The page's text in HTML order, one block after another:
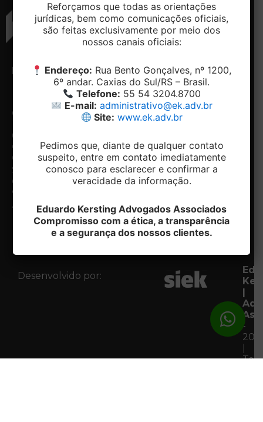
ENDEREÇO
Gonçalves,
1200, 5º e
6º andar -
Centro.
Caxias do
Sul/RS
CEP:
95020-412
Acessar
Mapa
CONTATO
Telefone:
+ 55 54-
3204.8700
Email:
NAVEGAÇÃO
Home
Conheça
o
Escritório
diferenciais
Especialidades
Notícias
Contato
o DPO
REDES
SOCIAIS
Facebook
|
-
Desenvolvido por:
Reforçamos que todas as orientações
jurídicas, bem como comunicações oficiais,
são feitas exclusivamente por meio dos
nossos canais oficiais:
Endereço: Rua Bento Gonçalves, nº 1200,
6º andar. Caxias do Sul/RS – Brasil.
Telefone: 55 54 3204.8700
E-mail: administrativo@ek.adv.br
Site: www.ek.adv.br
Pedimos que, diante de qualquer contato
suspeito, entre em contato imediatamente
conosco para esclarecer e confirmar a
veracidade da informação.
Eduardo Kersting Advogados Associados
Compromisso com a ética, a transparência
e a segurança dos nossos clientes.